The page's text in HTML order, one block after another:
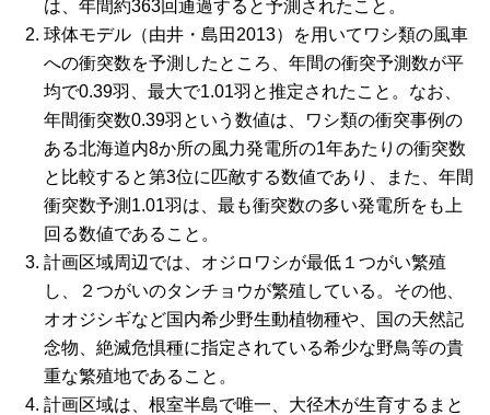
は、年間約363回通過すると予測されたこと。
球体モデル（由井・島田2013）を用いてワシ類の風車
への衝突数を予測したところ、年間の衝突予測数が平
均で0.39羽、最大で1.01羽と推定されたこと。なお、
年間衝突数0.39羽という数値は、ワシ類の衝突事例の
ある北海道内8か所の風力発電所の1年あたりの衝突数
と比較すると第3位に匹敵する数値であり、また、年間
衝突数予測1.01羽は、最も衝突数の多い発電所をも上
回る数値であること。
計画区域周辺では、オジロワシが最低１つがい繁殖
し、２つがいのタンチョウが繁殖している。その他、
オオジシギなど国内希少野生動植物種や、国の天然記
念物、絶滅危惧種に指定されている希少な野鳥等の貴
重な繁殖地であること。
計画区域は、根室半島で唯一、大径木が生育するまと